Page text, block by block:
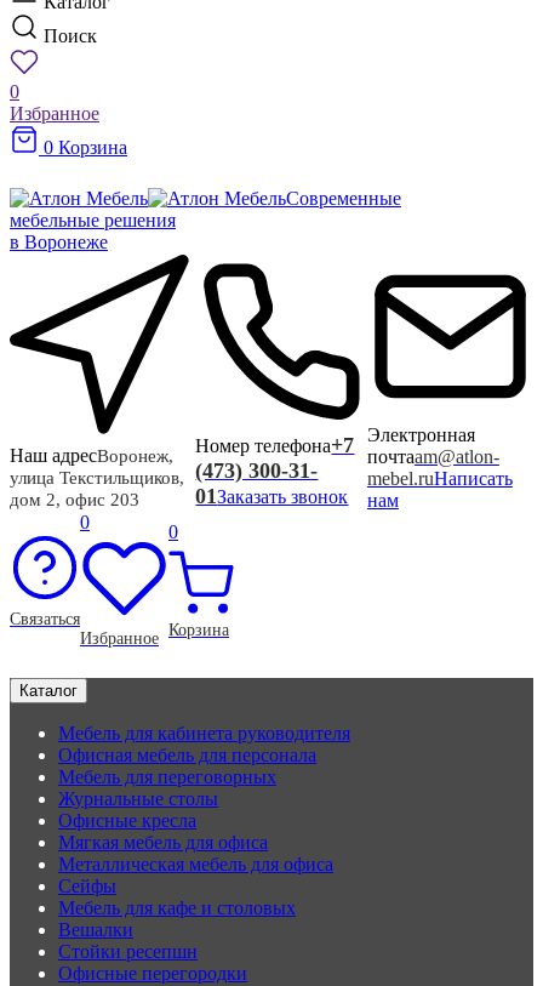
Поиск
0
Избранное
0 Корзина
Современные
мебельные решения
в Воронеже
Наш адресВоронеж,
улица Текстильщиков,
дом 2, офис 203
Номер телефона+7
(473) 300-31-
01Заказать звонок
Электронная
почтаam@atlon-
mebel.ruНаписать
нам
Связаться
0
Избранное
0
Корзина
Каталог
Мебель для кабинета руководителя
Офисная мебель для персонала
Мебель для переговорных
Журнальные столы
Офисные кресла
Мягкая мебель для офиса
Металлическая мебель для офиса
Сейфы
Мебель для кафе и столовых
Вешалки
Стойки ресепшн
Офисные перегородки